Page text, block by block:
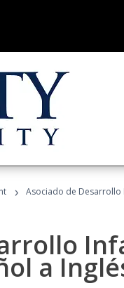
› Asociado de Desarrollo
a